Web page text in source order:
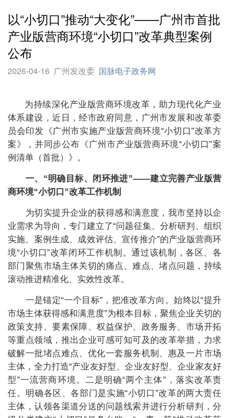
以“小切口”推动“大变化”——广州市首批
产业版营商环境“小切口”改革典型案例
公布
2026-04-16 广州发改委 国脉电子政务网
为持续深化产业版营商环境改革，助力现代化产业
体系建设，近日，经市政府同意，广州市发展和改革委
员会印发《广州市实施产业版营商环境“小切口”改革方
案》，并同步公布《广州市产业版营商环境“小切口”案
例清单（首批）》。
一、“明确目标、闭环推进”——建立完善产业版营
商环境“小切口”改革工作机制
为切实提升企业的获得感和满意度，我市坚持以企
业需求为导向，专门建立了“问题征集、分析研判、组织
实施、案例生成、成效评估、宣传推介”的产业版营商环
境“小切口”改革闭环工作机制。通过该机制，各区、各
部门聚焦市场主体关切的痛点、难点、堵点问题，持续
滚动推进精准化、实效性改革。
一是锚定“一个目标”，把准改革方向。始终以“提升
市场主体获得感和满意度”为根本目标，聚焦企业关切的
政策支持、要素保障、权益保护、政务服务、市场开拓
等重点领域，推出企业可感可知可及的改革举措，力求
破解一批堵点难点、优化一套服务机制、惠及一片市场
主体，全力打造“产业友好型、企业友好型、企业家友好
型”一流营商环境。二是明确“两个主体”，落实改革责
任。明确各区、各部门是实施“小切口”改革的两大责任
主体，认领各渠道分送的问题线索并进行分析研判，分